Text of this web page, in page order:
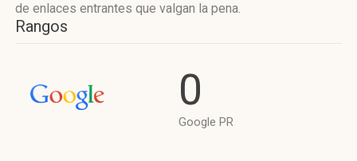
de enlaces entrantes que valgan la pena.
Rangos
0
Google PR